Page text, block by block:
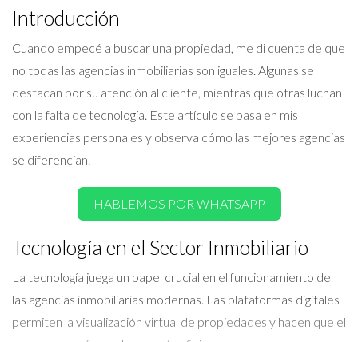
Introducción
Cuando empecé a buscar una propiedad, me di cuenta de que
no todas las agencias inmobiliarias son iguales. Algunas se
destacan por su atención al cliente, mientras que otras luchan
con la falta de tecnología. Este artículo se basa en mis
experiencias personales y observa cómo las mejores agencias
se diferencian.
HABLEMOS POR WHATSAPP
Tecnología en el Sector Inmobiliario
La tecnología juega un papel crucial en el funcionamiento de
las agencias inmobiliarias modernas. Las plataformas digitales
permiten la visualización virtual de propiedades y hacen que el